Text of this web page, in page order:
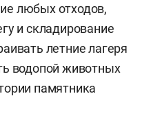
любых отходов,
и складирование
летние лагеря
водопой животных
памятника